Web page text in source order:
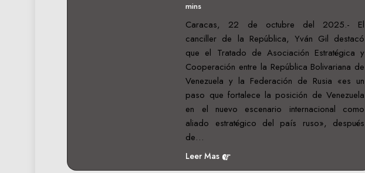
mins
Caracas, 22 de octubre del 2025.- El
canciller de la República, Yván Gil destacó
que el Tratado de Asociación Estratégica y
Cooperación entre la República Bolivariana de
Venezuela y la Federación de Rusia «es un
paso que fortalece la posición de Venezuela
en el nuevo escenario internacional como
aliado estratégico del país ruso», después
de…
Leer Mas